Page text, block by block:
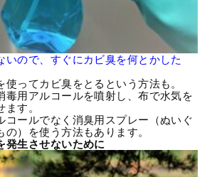
いので、すぐにカビ臭を何とかした
使ってカビ臭をとるという方法も。
毒用アルコールを噴射し、布で水気を
す。
コールでなく消臭用スプレー（ぬいぐ
の）を使う方法もあります。
発生させないために